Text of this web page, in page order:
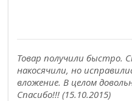
Товар получили быстро.
накосячили, но
вложение. В целом
Спасибо!!! (15.10.2015)